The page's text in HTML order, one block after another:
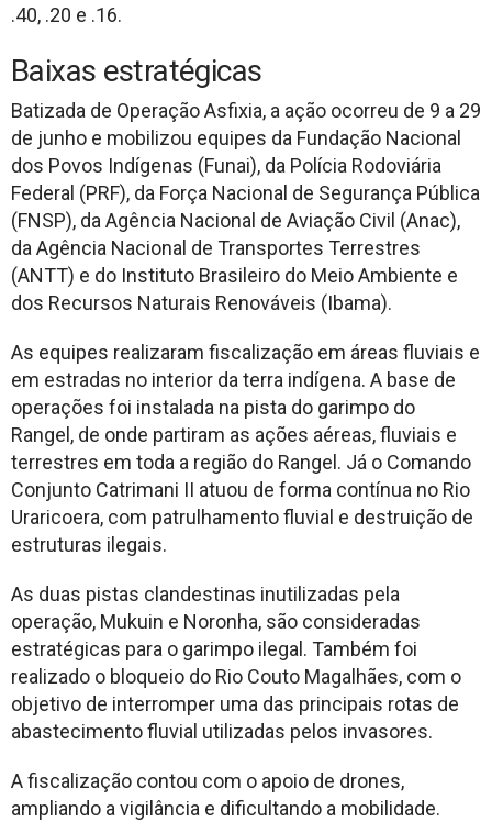
.40, .20 e .16.
Baixas estratégicas
Batizada de Operação Asfixia, a ação ocorreu de 9 a 29
de junho e mobilizou equipes da Fundação Nacional
dos Povos Indígenas (Funai), da Polícia Rodoviária
Federal (PRF), da Força Nacional de Segurança Pública
(FNSP), da Agência Nacional de Aviação Civil (Anac),
da Agência Nacional de Transportes Terrestres
(ANTT) e do Instituto Brasileiro do Meio Ambiente e
dos Recursos Naturais Renováveis (Ibama).
As equipes realizaram fiscalização em áreas fluviais e
em estradas no interior da terra indígena. A base de
operações foi instalada na pista do garimpo do
Rangel, de onde partiram as ações aéreas, fluviais e
terrestres em toda a região do Rangel. Já o Comando
Conjunto Catrimani II atuou de forma contínua no Rio
Uraricoera, com patrulhamento fluvial e destruição de
estruturas ilegais.
As duas pistas clandestinas inutilizadas pela
operação, Mukuin e Noronha, são consideradas
estratégicas para o garimpo ilegal. Também foi
realizado o bloqueio do Rio Couto Magalhães, com o
objetivo de interromper uma das principais rotas de
abastecimento fluvial utilizadas pelos invasores.
A fiscalização contou com o apoio de drones,
ampliando a vigilância e dificultando a mobilidade.